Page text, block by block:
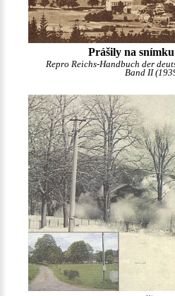
Prášily na snímku
Repro Reichs-Handbuch der
Band II